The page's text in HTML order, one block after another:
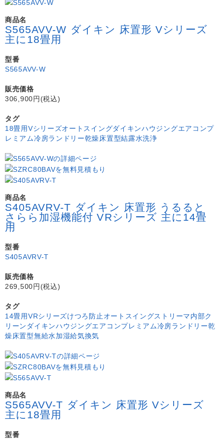
商品名
S565AVV-W ダイキン 床置形 Vシリーズ
主に18畳用
型番
S565AVV-W
販売価格
306,900円(税込)
タグ
18畳用Vシリーズオートスイングダイキンハウジングエアコンプ
レミアム冷房ランドリー乾燥 床置型結露水洗浄
商品名
S405AVRV-T ダイキン 床置形 うるると
さらら加湿機能付 VRシリーズ 主に14畳
用
型番
S405AVRV-T
販売価格
269,500円(税込)
タグ
14畳用VRシリーズけつろ防止 オートスイングストリーマ内部ク
リーン ダイキンハウジングエアコンプレミアム冷房ランドリー乾
燥 床置型無給水加湿給気換気
商品名
S565AVV-T ダイキン 床置形 Vシリーズ
主に18畳用
型番